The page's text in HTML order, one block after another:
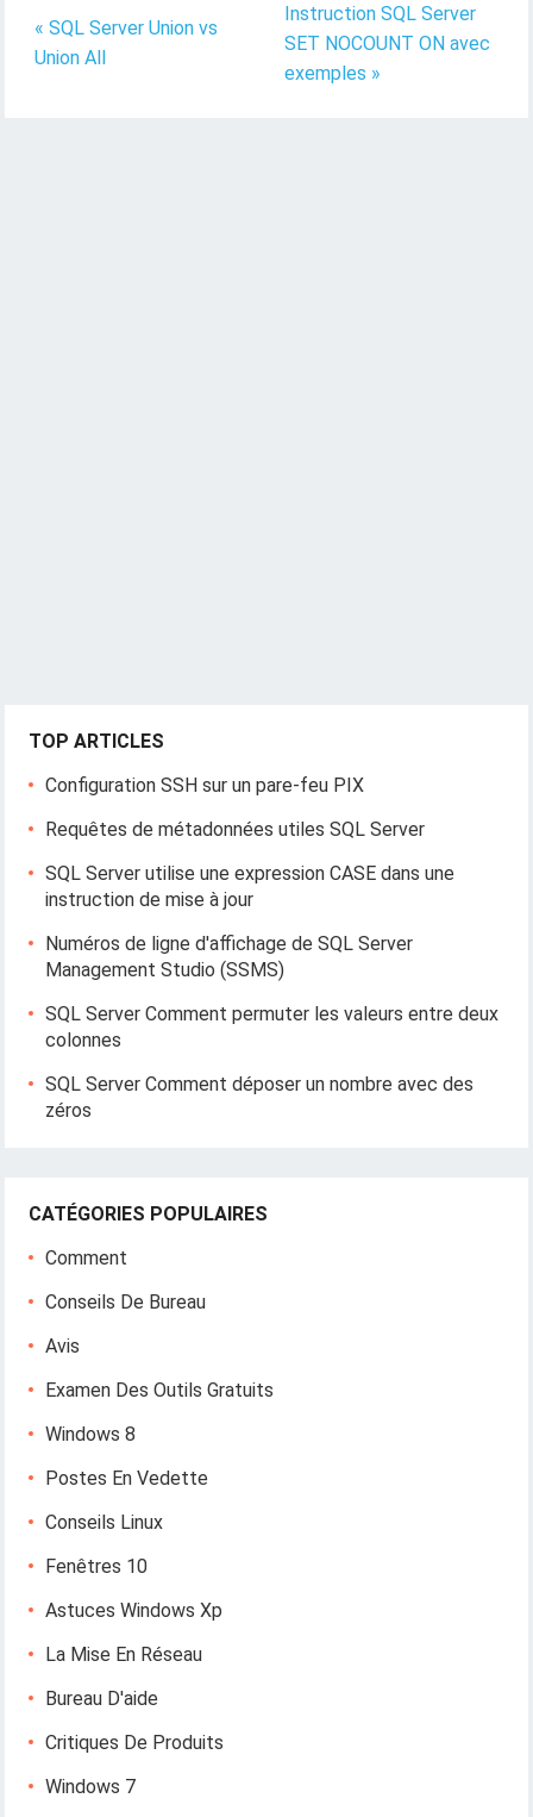
« SQL Server Union vs
Union All
Instruction SQL Server
SET NOCOUNT ON avec
exemples »
TOP ARTICLES
Configuration SSH sur un pare-feu PIX
Requêtes de métadonnées utiles SQL Server
SQL Server utilise une expression CASE dans une
instruction de mise à jour
Numéros de ligne d'affichage de SQL Server
Management Studio (SSMS)
SQL Server Comment permuter les valeurs entre deux
colonnes
SQL Server Comment déposer un nombre avec des
zéros
CATÉGORIES POPULAIRES
Comment
Conseils De Bureau
Avis
Examen Des Outils Gratuits
Windows 8
Postes En Vedette
Conseils Linux
Fenêtres 10
Astuces Windows Xp
La Mise En Réseau
Bureau D'aide
Critiques De Produits
Windows 7